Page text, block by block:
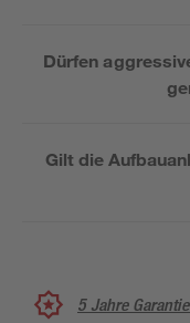
Dürfen
Gilt die
5 Jahre